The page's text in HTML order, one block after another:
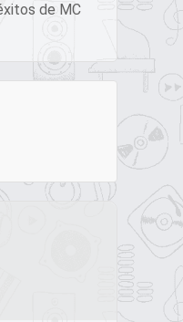
de MC